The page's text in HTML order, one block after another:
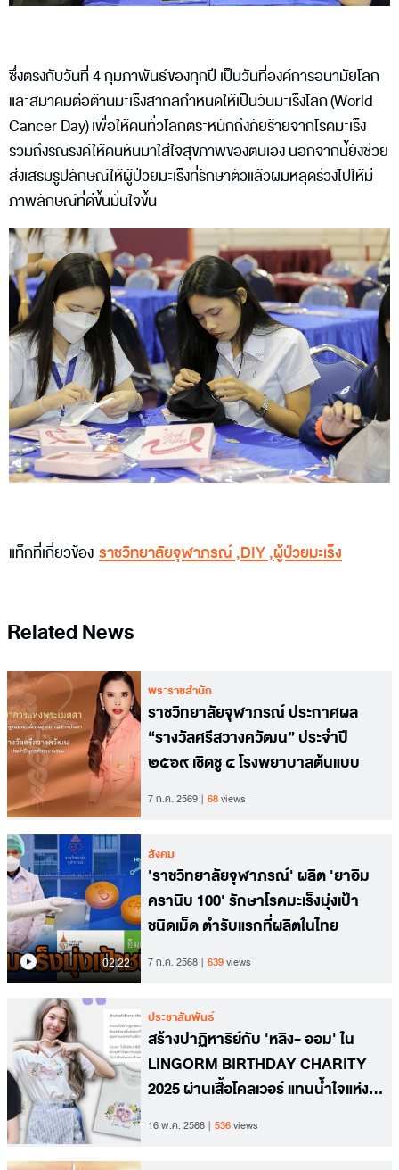
ซึ่งตรงกับวันที่ 4 กุมภาพันธ์ของทุกปี เป็นวันที่องค์การอนามัยโลก
และสมาคมต่อต้านมะเร็งสากลกำหนดให้เป็นวันมะเร็งโลก (World
Cancer Day) เพื่อให้คนทั่วโลกตระหนักถึงภัยร้ายจากโรคมะเร็ง
รวมถึงรณรงค์ให้คนหันมาใส่ใจสุขภาพของตนเอง นอกจากนี้ยังช่วย
ส่งเสริมรูปลักษณ์ให้ผู้ป่วยมะเร็งที่รักษาตัวแล้วผมหลุดร่วงไปให้มี
ภาพลักษณ์ที่ดีขึ้นมั่นใจขึ้น
แท็กที่เกี่ยวข้อง ราชวิทยาลัยจุฬาภรณ์,DIY,ผู้ป่วยมะเร็ง
Related News
พระราชสำนัก
ราชวิทยาลัยจุฬาภรณ์ ประกาศผล
“รางวัลศรีสวางควัฒน” ประจำปี
๒๕๖๙ เชิดชู ๔ โรงพยาบาลต้นแบบ
7 ก.ค. 2569 68views
02.22
สังคม
'ราชวิทยาลัยจุฬาภรณ์' ผลิต 'ยาอิม
ครานิบ 100' รักษาโรคมะเร็งมุ่งเป้า
ชนิดเม็ด ตำรับแรกที่ผลิตในไทย
7 ก.ค. 2568 639views
ประชาสัมพันธ์
สร้างปาฏิหาริย์กับ 'หลิง- ออม' ใน
LINGORM BIRTHDAY CHARITY
2025 ผ่านเสื้อโคลเวอร์ แทนน้ำใจแห่ง
การแบ่งปัน เพื่อน้องๆ ผู้ป่วยโรคมะเร็ง
16 พ.ค. 2568 536views